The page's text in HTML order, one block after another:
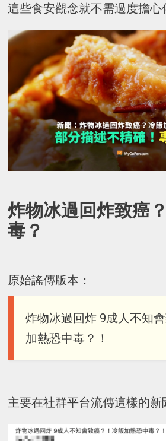
這些食安觀念就不需過度擔心
炸物冰過回炸致癌
毒？
原始謠傳版本：
炸物冰過回炸 9成人不知
加熱恐中毒？！
主要在社群平台流傳這樣的新